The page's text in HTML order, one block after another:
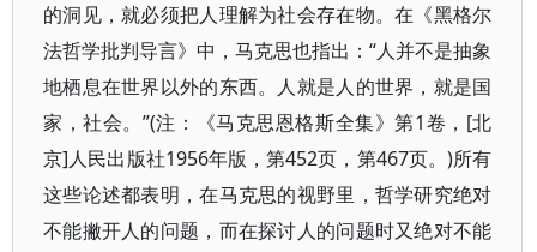
的洞见，就必须把人理解为社会存在物。在《黑格尔
法哲学批判导言》中，马克思也指出：“人并不是抽象
地栖息在世界以外的东西。人就是人的世界，就是国
家，社会。”(注：《马克思恩格斯全集》第1卷，[北
京]人民出版社1956年版，第452页，第467页。)所有
这些论述都表明，在马克思的视野里，哲学研究绝对
不能撇开人的问题，而在探讨人的问题时又绝对不能